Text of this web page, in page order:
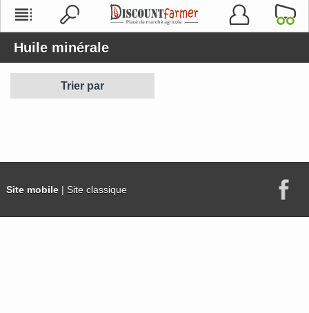
Huile minérale
Trier par
Site mobile| Site classique